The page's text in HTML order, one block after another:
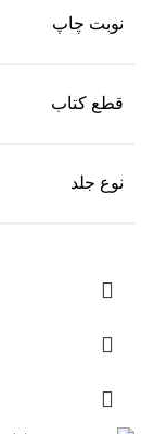
نوبت چاپ
قطع کتاب
نوع جلد